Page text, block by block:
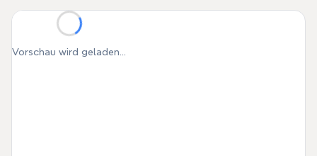
Vorschau wird geladen...